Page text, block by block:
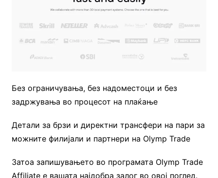
Без ограничувања, без надоместоци и без
задржувања во процесот на плаќање
Детали за брзи и директни трансфери на пари за
можните филијали и партнери на Olymp Trade
Затоа запишувањето во програмата Olymp Trade
Affiliate е вашата најдобра залог во овој поглед.